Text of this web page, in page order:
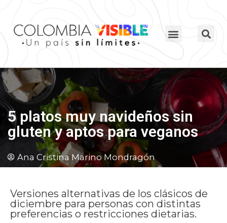
5 platos muy navideños sin
gluten y aptos para veganos
Ana Cristina Marino Mondragón
Versiones alternativas de los clásicos de
diciembre para personas con distintas
preferencias o restricciones dietarias.